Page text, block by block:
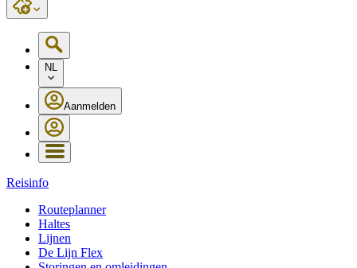
NL
Aanmelden
Reisinfo
Routeplanner
Haltes
Lijnen
De Lijn Flex